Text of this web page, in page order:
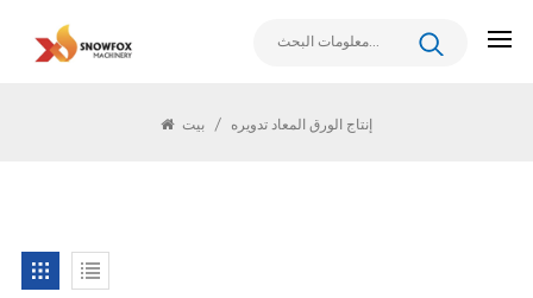
/ إنتاج الورق المعاد تدويره